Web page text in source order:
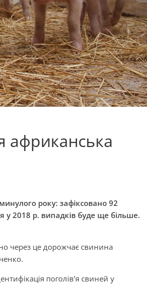
африканська
року: зафіксовано 92
у 2018 р. випадків буде ще більше.
через це дорожчає свинина
поголів’я свиней у